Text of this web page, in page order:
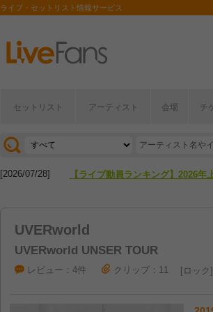
ライブ・セットリスト情報サービス
セットリスト アーティスト 会場 チ
[2026/04/27] 【フェス特集2026】フェス情報は
[2026/07/28] 【ライブ動員ランキング】2026年
UVERworld
UVERworld UNSER TOUR
レビュー：4件 クリップ：11 ロック